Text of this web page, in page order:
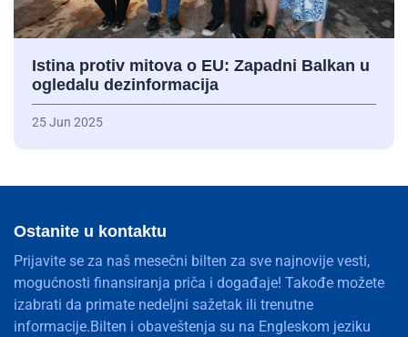
Istina protiv mitova o EU: Zapadni Balkan u
ogledalu dezinformacija
25 Jun 2025
Ostanite u kontaktu
Prijavite se za naš mesečni bilten za sve najnovije vesti,
mogućnosti finansiranja priča i događaje! Takođe možete
izabrati da primate nedeljni sažetak ili trenutne
informacije.Bilten i obaveštenja su na Engleskom jeziku